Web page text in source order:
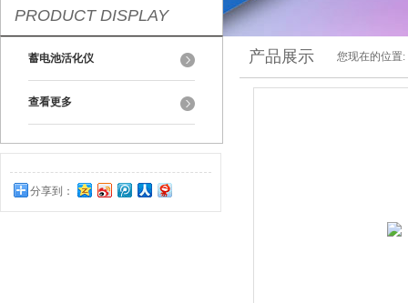
PRODUCT DISPLAY
蓄电池活化仪
查看更多
分享到：
0
产品展示 您现在的位置: